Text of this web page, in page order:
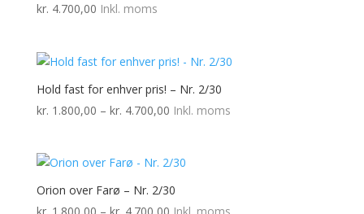
kr. 4.700,00 Inkl. moms
Hold fast for enhver pris! – Nr. 2/30
kr. 1.800,00 – kr. 4.700,00Prisinterval:
kr. 4.700,00
Inkl. moms
Orion over Farø – Nr. 2/30
Prisinterval: